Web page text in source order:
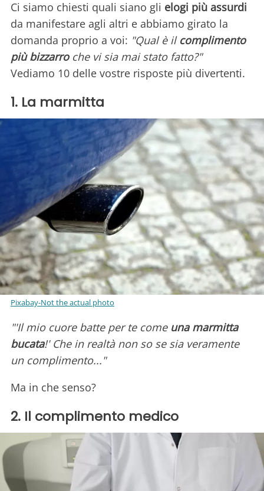
Ci siamo chiesti quali siano gli elogi più assurdi
da manifestare agli altri e abbiamo girato la
domanda proprio a voi: "Qual è il complimento
più bizzarroche vi sia mai stato fatto?"
Vediamo 10 delle vostre risposte più divertenti.
1. La marmitta
Pixabay-Not the actual photo
"'Il mio cuore batte per te come una marmitta
bucata!' Che in realtà non so se sia veramente
un complimento..."
Ma in che senso?
2. Il complimento medico